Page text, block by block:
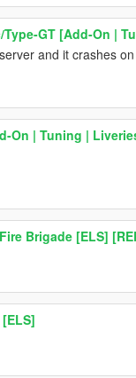
Type-GT [Add-On |
and it crashes
On | Tuning |
Brigade [ELS]